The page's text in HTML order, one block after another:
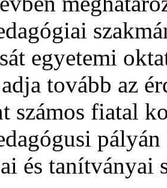
egyetemi
tovább az
számos fiatal
és tanítványai